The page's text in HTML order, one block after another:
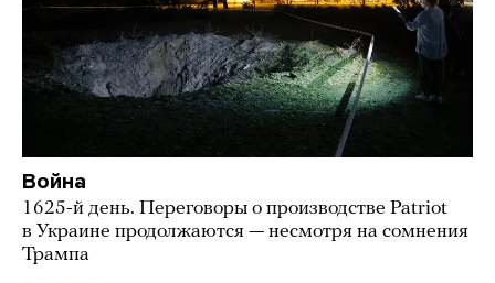
Война
1625-й день. Переговоры о производстве Patriot
в Украине продолжаются — несмотря на сомнения
Трампа